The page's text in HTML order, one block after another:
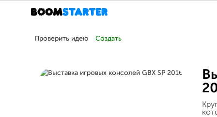
Проверить идею Создать